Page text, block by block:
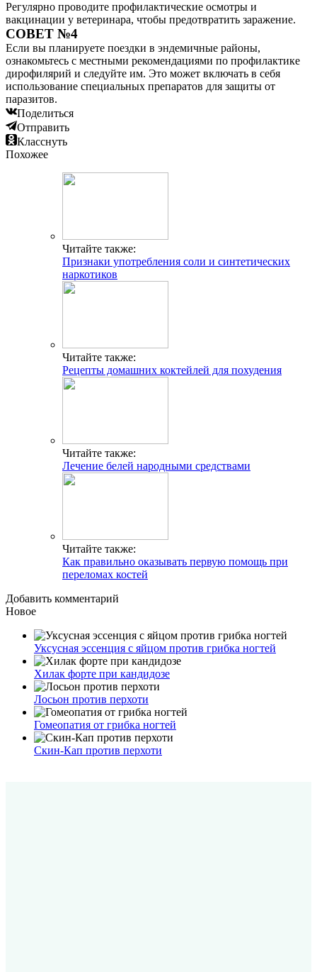
Регулярно проводите профилактические осмотры и
вакцинации у ветеринара, чтобы предотвратить заражение.
СОВЕТ №4
Если вы планируете поездки в эндемичные районы,
ознакомьтесь с местными рекомендациями по профилактике
дирофилярий и следуйте им. Это может включать в себя
использование специальных препаратов для защиты от
паразитов.
Поделиться
Отправить
Класснуть
Похожее
Читайте также:
Признаки употребления соли и синтетических
наркотиков
Читайте также:
Рецепты домашних коктейлей для похудения
Читайте также:
Лечение белей народными средствами
Читайте также:
Как правильно оказывать первую помощь при
переломах костей
Добавить комментарий
Новое
Уксусная эссенция с яйцом против грибка ногтей
Хилак форте при кандидозе
Лосьон против перхоти
Гомеопатия от грибка ногтей
Скин-Кап против перхоти